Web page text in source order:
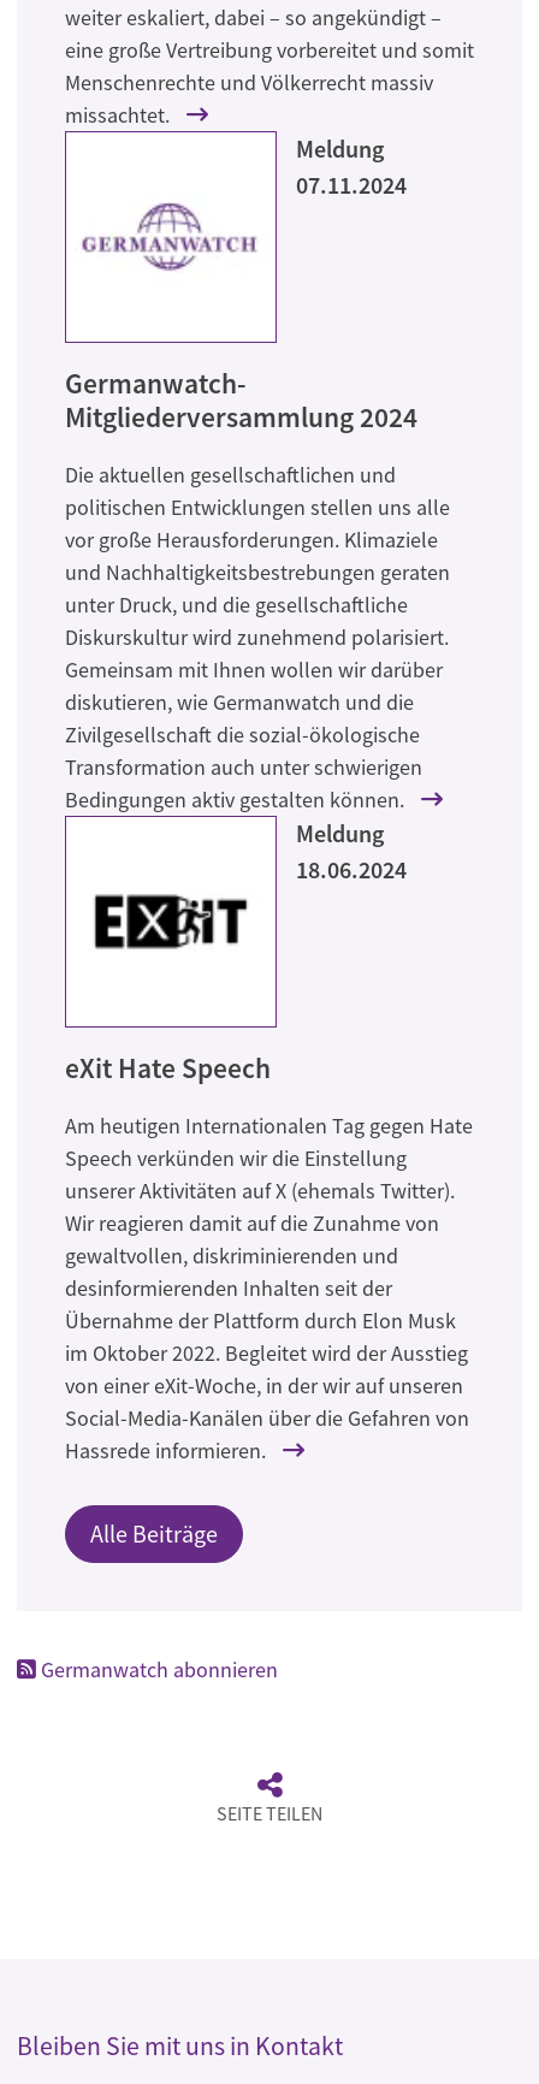
weiter eskaliert, dabei – so angekündigt –
eine große Vertreibung vorbereitet und somit
Menschenrechte und Völkerrecht massiv
missachtet.
Meldung
07.11.2024
Germanwatch-
Mitgliederversammlung 2024
Die aktuellen gesellschaftlichen und
politischen Entwicklungen stellen uns alle
vor große Herausforderungen. Klimaziele
und Nachhaltigkeitsbestrebungen geraten
unter Druck, und die gesellschaftliche
Diskurskultur wird zunehmend polarisiert.
Gemeinsam mit Ihnen wollen wir darüber
diskutieren, wie Germanwatch und die
Zivilgesellschaft die sozial-ökologische
Transformation auch unter schwierigen
Bedingungen aktiv gestalten können.
Meldung
18.06.2024
eXit Hate Speech
Am heutigen Internationalen Tag gegen Hate
Speech verkünden wir die Einstellung
unserer Aktivitäten auf X (ehemals Twitter).
Wir reagieren damit auf die Zunahme von
gewaltvollen, diskriminierenden und
desinformierenden Inhalten seit der
Übernahme der Plattform durch Elon Musk
im Oktober 2022. Begleitet wird der Ausstieg
von einer eXit-Woche, in der wir auf unseren
Social-Media-Kanälen über die Gefahren von
Hassrede informieren.
Alle Beiträge
Germanwatch abonnieren
SEITE TEILEN
Bleiben Sie mit uns in Kontakt